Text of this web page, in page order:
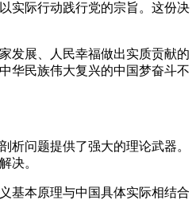
实际行动践行党的宗旨。这份决
发展、人民幸福做出实质贡献的
华民族伟大复兴的中国梦奋斗不
析问题提供了强大的理论武器。
决。
基本原理与中国具体实际相结合